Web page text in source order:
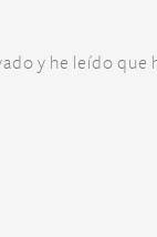
y he leído